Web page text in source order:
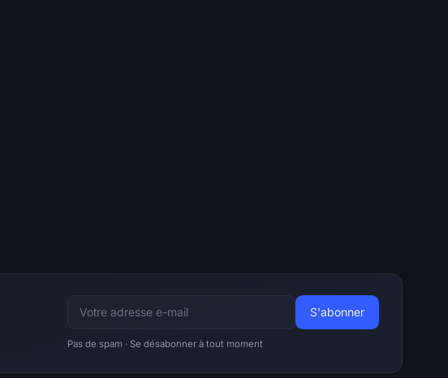
Pas de spam · Se désabonner à tout moment